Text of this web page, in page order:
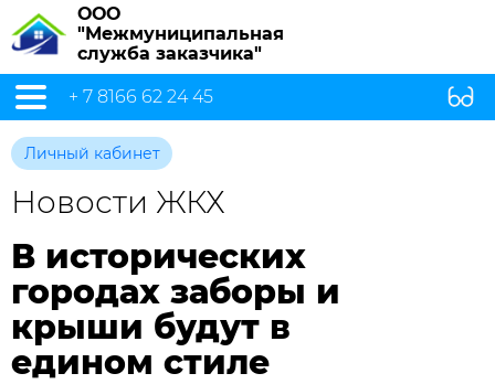
ООО
"Межмуниципальная
служба заказчика"
+ 7 8166 62 24 45
Личный кабинет
Новости ЖКХ
В исторических
городах заборы и
крыши будут в
едином стиле